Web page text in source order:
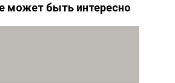
может быть интересно